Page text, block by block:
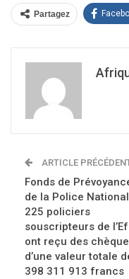
Partagez
ARTICLE
Fonds de
de la Police
225 policiers
souscripteurs de
ont reçu des
d’une valeur totale
398 311 913 francs